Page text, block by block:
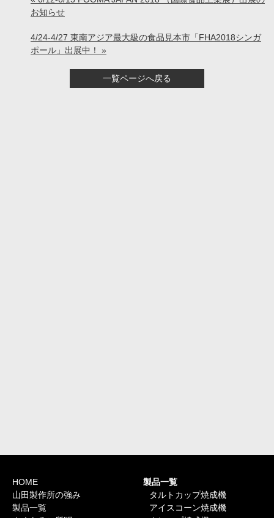
お知らせ
4/24-4/27 東南アジア最大級の食品見本市「FHA2018シンガ
ポール」出展中！ »
一覧ページへ戻る
HOME
山田製作所の強み
製品一覧
製品一覧
タルトカップ焼成機
アイスコーン焼成機